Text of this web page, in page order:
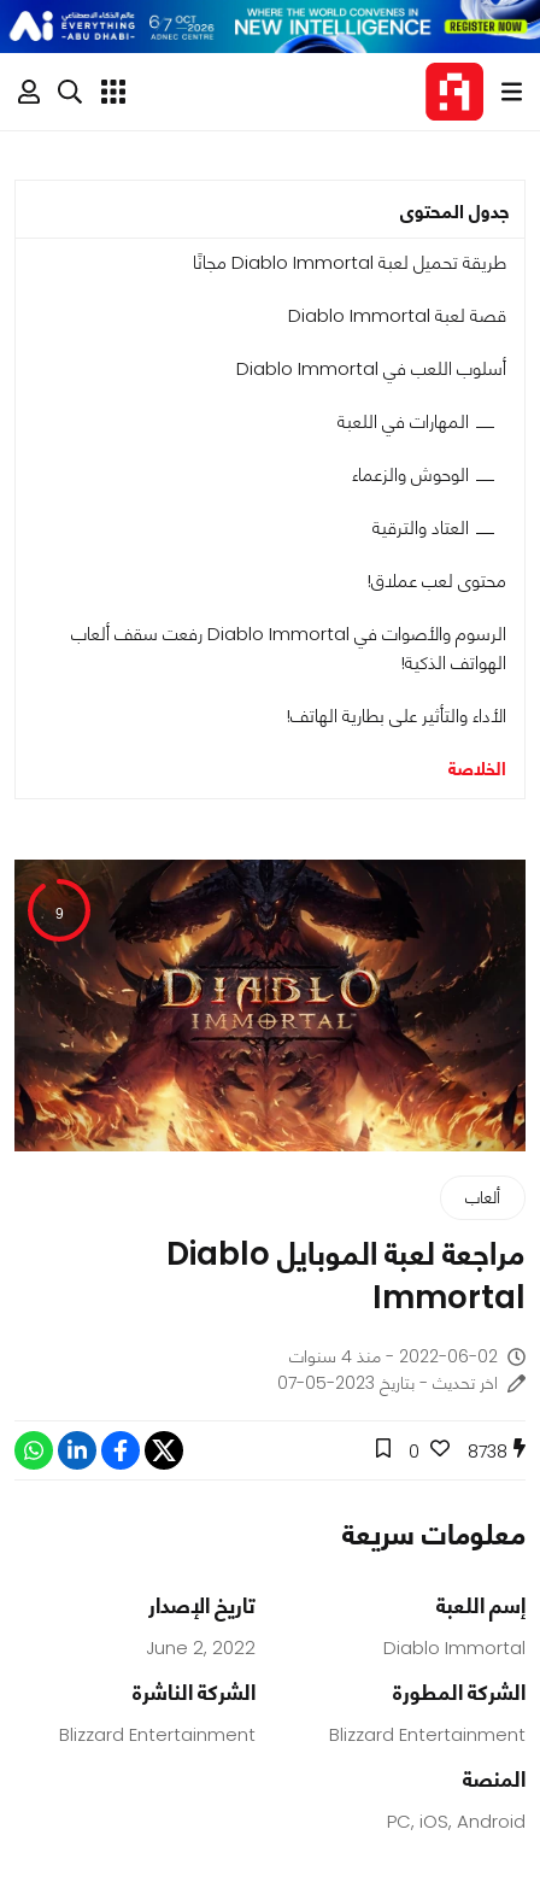
جدول المحتوى
طريقة تحميل لعبة Diablo Immortal مجانًا
قصة لعبة Diablo Immortal
أسلوب اللعب في Diablo Immortal
المهارات في اللعبة
الوحوش والزعماء
العتاد والترقية
محتوى لعب عملاق!
الرسوم والأصوات في Diablo Immortal رفعت سقف ألعاب
الهواتف الذكية!
الأداء والتأثير على بطارية الهاتف!
الخلاصة
9
ألعاب
مراجعة لعبة الموبايل Diablo
Immortal
2022-06-02 - منذ 4 سنوات
اخر تحديث - بتاريخ 2023-05-07
8738
0
معلومات سريعة
إسم اللعبة
Diablo Immortal
تاريخ الإصدار
June 2, 2022
الشركة المطورة
Blizzard Entertainment
الشركة الناشرة
Blizzard Entertainment
المنصة
PC, iOS, Android